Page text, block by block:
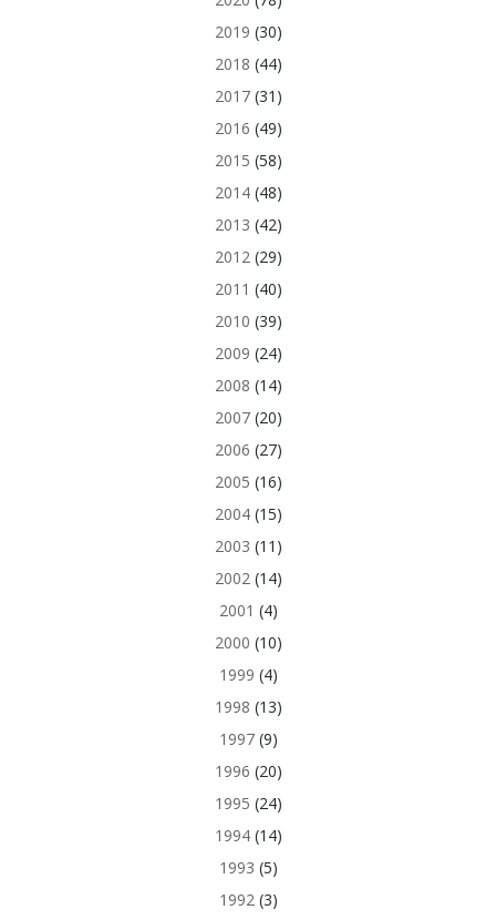
2019 (30)
2018 (44)
2017(31)
2016 (49)
2015 (58)
2014(48)
2013 (42)
2012(29)
2011 (40)
2010 (39)
2009 (24)
2008 (14)
2007(20)
2006 (27)
2005 (16)
2004(15)
2003 (11)
2002(14)
2001 (4)
2000 (10)
1999 (4)
1998 (13)
1997(9)
1996 (20)
1995 (24)
1994(14)
1993 (5)
1992(3)